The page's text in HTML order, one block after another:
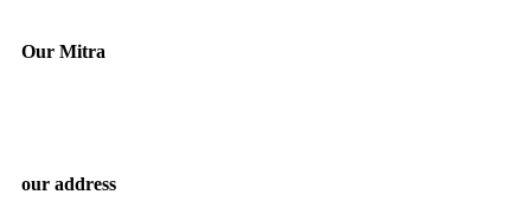
Our Mitra
our address